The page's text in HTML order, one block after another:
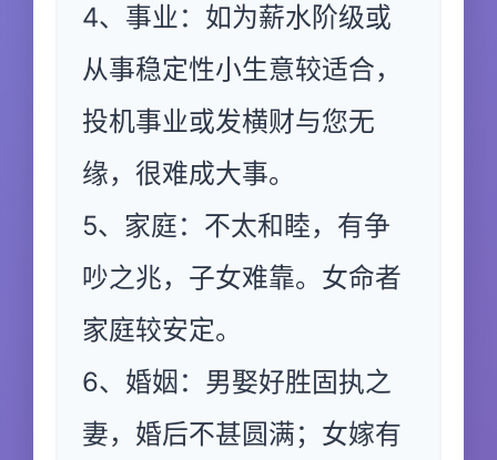
4、事业：如为薪水阶级或
从事稳定性小生意较适合，
投机事业或发横财与您无
缘，很难成大事。
5、家庭：不太和睦，有争
吵之兆，子女难靠。女命者
家庭较安定。
6、婚姻：男娶好胜固执之
妻，婚后不甚圆满；女嫁有